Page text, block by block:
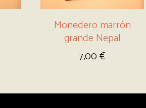
Monedero marrón
grande Nepal
7,00€